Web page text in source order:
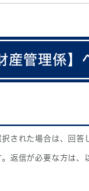
産管理係】
された場合は、回答
返信が必要な方は、